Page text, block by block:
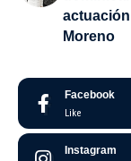
Moreno
Facebook
Like
Instagram